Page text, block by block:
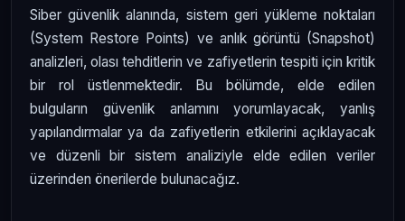
Siber güvenlik alanında, sistem geri yükleme noktaları
(System Restore Points) ve anlık görüntü (Snapshot)
analizleri, olası tehditlerin ve zafiyetlerin tespiti için kritik
bir rol üstlenmektedir. Bu bölümde, elde edilen
bulguların güvenlik anlamını yorumlayacak, yanlış
yapılandırmalar ya da zafiyetlerin etkilerini açıklayacak
ve düzenli bir sistem analiziyle elde edilen veriler
üzerinden önerilerde bulunacağız.